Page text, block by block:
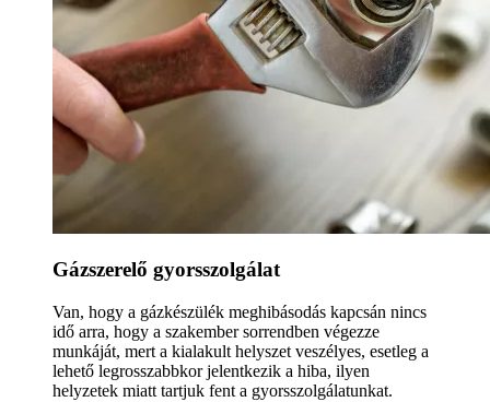
Gázszerelő gyorsszolgálat
Van, hogy a gázkészülék meghibásodás kapcsán nincs
idő arra, hogy a szakember sorrendben végezze
munkáját, mert a kialakult helyszet veszélyes, esetleg a
lehető legrosszabbkor jelentkezik a hiba, ilyen
helyzetek miatt tartjuk fent a gyorsszolgálatunkat.